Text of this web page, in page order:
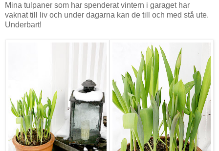
Mina tulpaner som har spenderat vintern i garaget har
vaknat till liv och under dagarna kan de till och med stå ute.
Underbart!